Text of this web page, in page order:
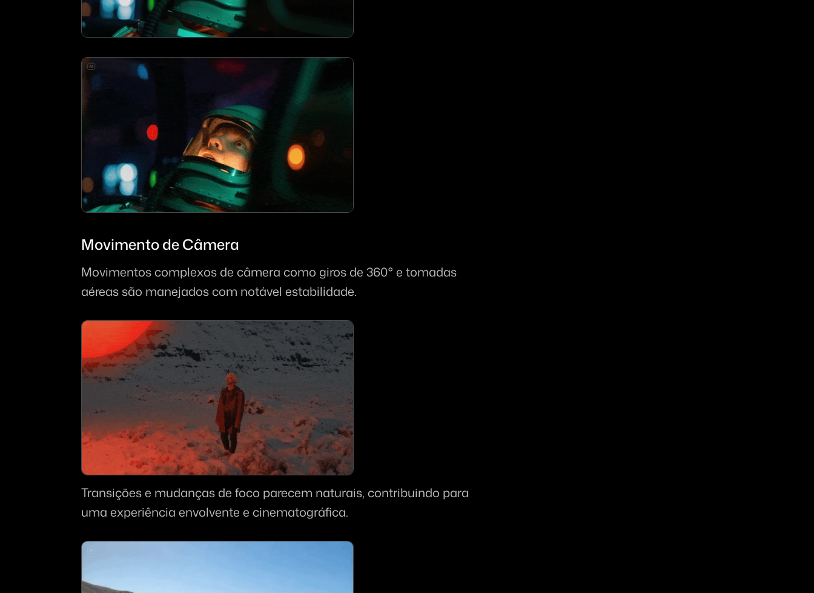
Movimento de Câmera
Movimentos complexos de câmera como giros de 360° e tomadas
aéreas são manejados com notável estabilidade.
Transições e mudanças de foco parecem naturais, contribuindo para
uma experiência envolvente e cinematográfica.